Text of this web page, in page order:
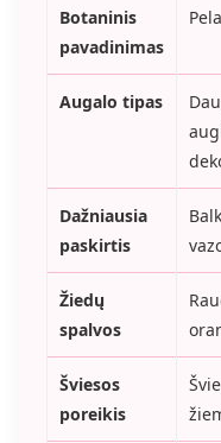
Botaninis
pavadinimas
Augalo tipas
Dažniausia
paskirtis
Žiedų
spalvos
Šviesos
poreikis